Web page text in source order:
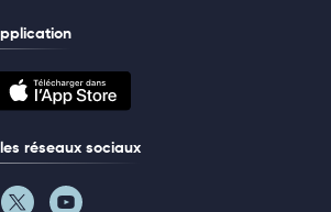
réseaux sociaux